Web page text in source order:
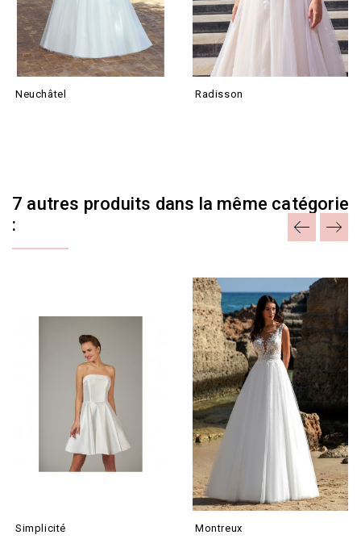
Neuchâtel Radisson
7 autres produits dans la même catégorie
:
Simplicité Montreux